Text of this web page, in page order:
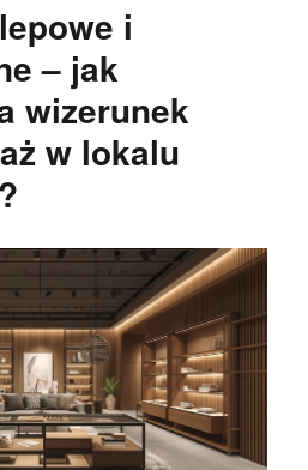
i
– jak
wizerunek
w lokalu